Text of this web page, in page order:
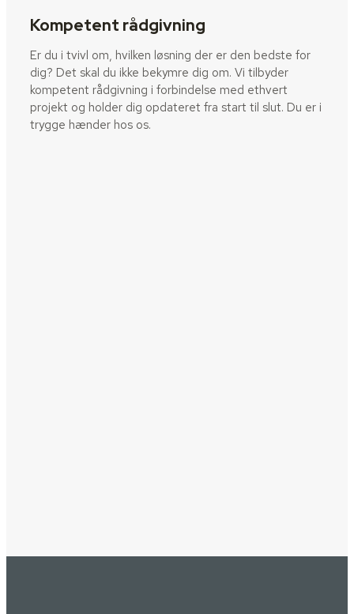
Kompetent rådgivning
Er du i tvivl om, hvilken løsning der er den bedste for
dig? Det skal du ikke bekymre dig om. Vi tilbyder
kompetent rådgivning i forbindelse med ethvert
projekt og holder dig opdateret fra start til slut. Du er i
trygge hænder hos os.